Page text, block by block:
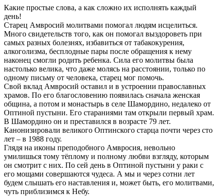
Какие простые слова, а как сложно их исполнять каждый
день!
Старец Амвросий молитвами помогал людям исцелиться.
Много свидетельств того, как он помогал выздороветь при
самых разных болезнях, избавиться от табакокурения,
алкоголизма, бесплодные пары после обращения к нему
наконец смогли родить ребенка. Сила его молитвы была
настолько велика, что даже молясь на расстоянии, только по
одному письму от человека, старец мог помочь.
Свой вклад Амвросий оставил и в устроении православных
храмов. По его благословению появилась сначала женская
община, а потом и монастырь в селе Шамордино, недалеко от
Оптиной пустыни. Его стараниями там открыли первый храм.
В Шамордино он и преставился в возрасте 79 лет.
Канонизировали великого Оптинского старца почти через сто
лет – в 1988 году.
Глядя на иконы преподобного Амвросия, невольно
умилишься тому тёплому и полному любви взгляду, которым
он смотрит с них. По сей день в Оптиной пустыни у раки с
его мощами совершаются чудеса. А мы и через сотни лет
будем слышать его наставления и, может быть, его молитвами,
чуть приблизимся к Небу.